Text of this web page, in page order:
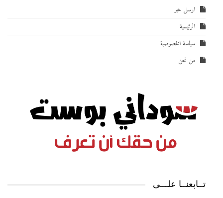
ارسل خبر
الرئيسية
سياسة الخصوصية
من نحن
تــابعنــا علـــى